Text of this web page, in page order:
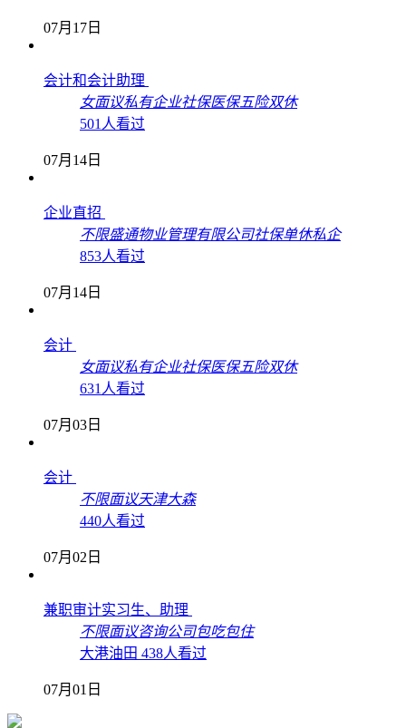
07月17日
会计和会计助理
女面议私有企业社保医保五险双休
501人看过
07月14日
企业直招
不限盛通物业管理有限公司社保单休私企
853人看过
07月14日
会计
女面议私有企业社保医保五险双休
631人看过
07月03日
会计
不限面议天津大森
440人看过
07月02日
兼职审计实习生、助理
不限面议咨询公司包吃包住
大港油田 438人看过
07月01日